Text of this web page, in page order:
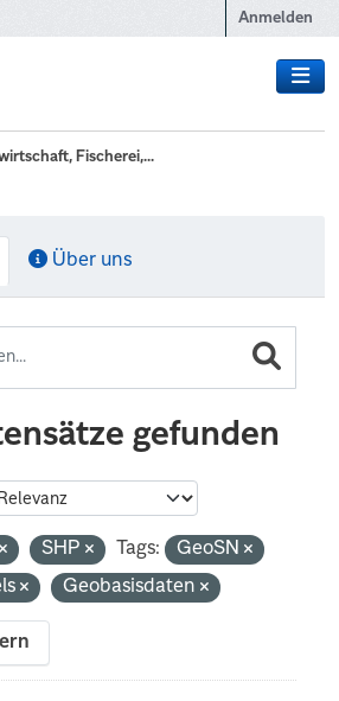
Anmelden
Fischerei,...
Über uns
gefunden
SHP Tags:
GeoSN
Geobasisdaten